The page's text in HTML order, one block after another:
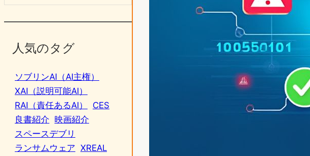
人気のタグ
ソブリンAI（AI主権）
XAI（説明可能AI）
RAI（責任あるAI）
CES
良書紹介 映画紹介
スペースデブリ
ランサムウェア XREAL